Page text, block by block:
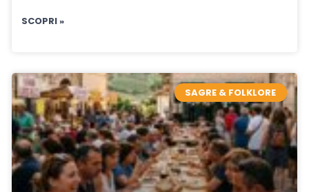
SCOPRI »
SAGRE & FOLKLORE